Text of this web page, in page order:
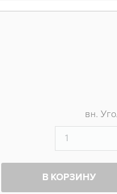
вн.
В КОРЗИНУ